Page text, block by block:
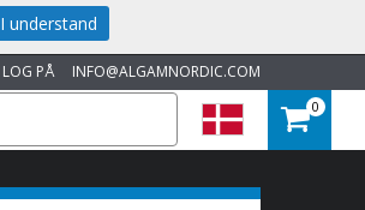
INFO@ALGAMNORDIC.COM
LOG PÅ
0
I understand